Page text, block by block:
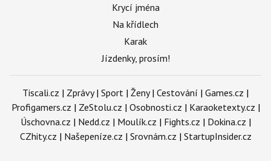
Krycí jména
Na křídlech
Karak
Jízdenky, prosím!
Tiscali.cz | Zprávy| Sport | Ženy| Cestování | Games.cz |
Profigamers.cz | ZeStolu.cz | Osobnosti.cz | Karaoketexty.cz |
Úschovna.cz | Nedd.cz | Moulík.cz | Fights.cz | Dokina.cz |
CZhity.cz | Našepeníze.cz | Srovnám.cz | StartupInsider.cz